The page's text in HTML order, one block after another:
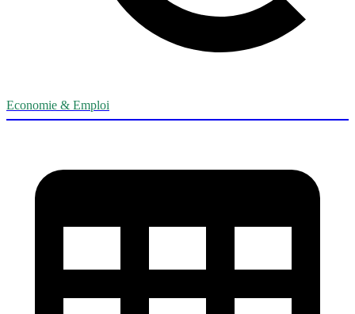
Economie & Emploi